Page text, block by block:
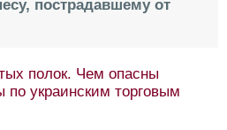
пострадавшему от
полок. Чем опасны
по украинским торговым